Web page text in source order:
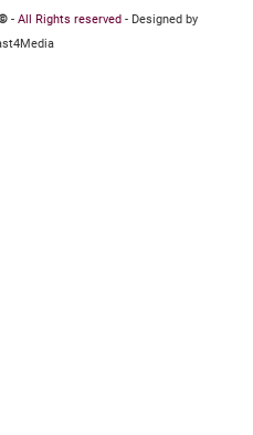
- All Rights reserved - Designed by